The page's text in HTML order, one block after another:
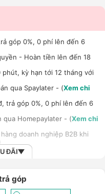
góp 0%, 0 phí lên đến 6
- Hoàn tiền lên đến 18
kỳ hạn tới 12 tháng với
qua Spaylater - (Xem chi
trả góp 0%, 0 phí lên đến 6
qua Homepaylater - (Xem chi
doanh nghiệp B2B khi
ĐÃI
góp